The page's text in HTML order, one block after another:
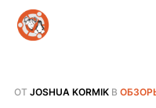
ОТ JOSHUA KORMIKВ